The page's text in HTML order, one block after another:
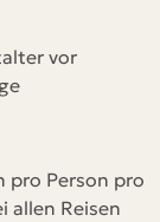
vor
pro Person pro
allen Reisen